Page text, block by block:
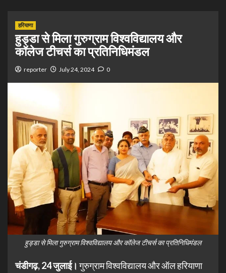
हरियाणा
हुड्डा से मिला गुरुग्राम विश्वविद्यालय और
कॉलेज टीचर्स का प्रतिनिधिमंडल
reporter July 24, 2024 0
हुड्डा से मिला गुरुग्राम विश्वविद्यालय और कॉलेज टीचर्स का प्रतिनिधिमंडल
चंडीगढ़, 24 जुलाई।गुरुग्राम विश्वविद्यालय और ऑल हरियाणा